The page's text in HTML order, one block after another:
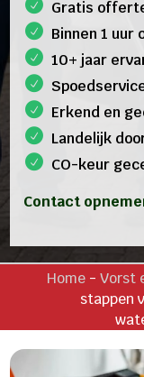
Gratis
Binnen 1 uur
10+ jaar
Erkend en
Landelijk
CO-keur
Contact
Home- Vorst
stappen